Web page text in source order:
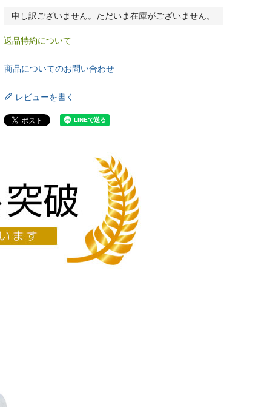
申し訳ございません。ただいま在庫がございません。
返品特約について
商品についてのお問い合わせ
レビューを書く